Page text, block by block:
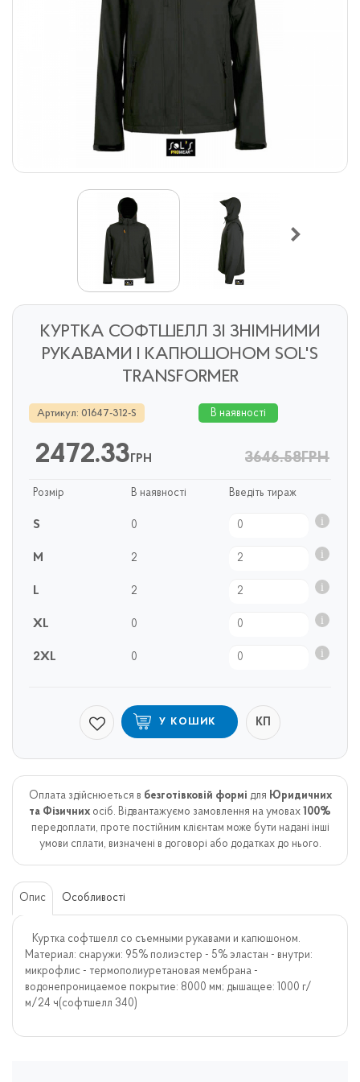
КУРТКА СОФТШЕЛЛ ЗІ ЗНІМНИМИ
РУКАВАМИ І КАПЮШОНОМ SOL'S
TRANSFORMER
Артикул: 01647-312-S В наявності
3646.58ГРН
2472.33ГРН
Розмір В наявності Введіть тираж
S 0
M 2
L 2
XL 0
2XL 0
У КОШИК КП
Оплата здійснюеться в безготівковій формі для Юридичних
та Фізичних осіб. Відвантажуємо замовлення на умовах 100%
передоплати, проте постійним клієнтам може бути надані інші
умови сплати, визначені в договорі або додатках до нього.
Опис Особливості
Куртка софтшелл со съемными рукавами и капюшоном.
Материал: снаружи: 95% полиэстeр - 5% эластан - внутри:
микрофлис - термополиуретановая мембрана -
водонепроницаемое покрытие: 8000 мм; дышащее: 1000 г/
м/24 ч(софтшелл 340)